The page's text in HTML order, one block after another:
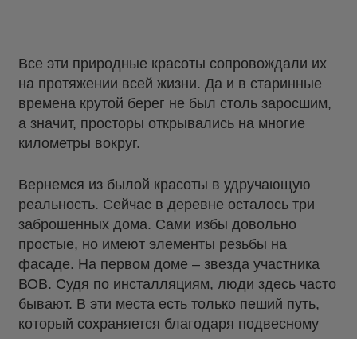
Все эти природные красоты сопровождали их
на протяжении всей жизни. Да и в старинные
времена крутой берег не был столь заросшим,
а значит, просторы открывались на многие
километры вокруг.
Вернемся из былой красоты в удручающую
реальность. Сейчас в деревне осталось три
заброшенных дома. Сами избы довольно
простые, но имеют элементы резьбы на
фасаде. На первом доме – звезда участника
ВОВ. Судя по инсталляциям, люди здесь часто
бывают. В эти места есть только пеший путь,
который сохраняется благодаря подвесному